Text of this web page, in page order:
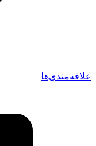
علاقه‌مندی‌ها